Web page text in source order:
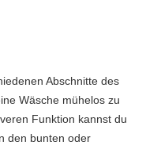
Abschnitte des
Wäsche mühelos zu
Funktion kannst du
den bunten oder